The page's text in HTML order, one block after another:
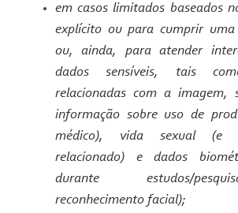
em casos limitados baseados
explícito ou para cumprir uma
ou, ainda, para atender
dados sensíveis, tais
relacionadas com a imagem,
informação sobre uso de
médico), vida sexual (e
relacionado) e dados
durante estudos/
reconhecimento facial);